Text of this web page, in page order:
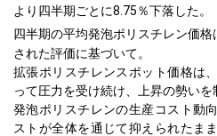
より四半期ごとに8.75％下落した。
四半期の平均発泡ポリスチレン価格
された評価に基づいて。
拡張ポリスチレンスポット価格は
って圧力を受け続け、上昇の勢いを
発泡ポリスチレンの生産コスト動
ストが全体を通じて抑えられたま